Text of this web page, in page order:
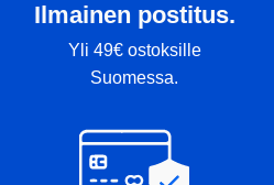
Ilmainen postitus.
Yli 49€ ostoksille
Suomessa.